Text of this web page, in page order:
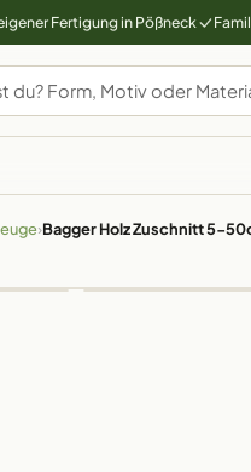
Fertigung in Pößneck
›Bagger Holz Zuschnitt 5-